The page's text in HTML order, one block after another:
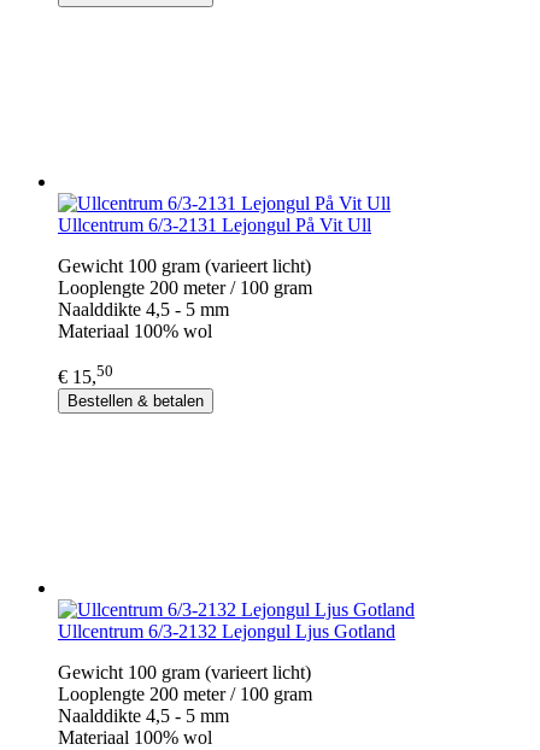
Ullcentrum 6/3-2131 Lejongul På Vit Ull
Gewicht 100 gram (varieert licht)
Looplengte 200 meter / 100 gram
Naalddikte 4,5 - 5 mm
Materiaal 100% wol
€ 15,50
Bestellen & betalen
Ullcentrum 6/3-2132 Lejongul Ljus Gotland
Gewicht 100 gram (varieert licht)
Looplengte 200 meter / 100 gram
Naalddikte 4,5 - 5 mm
Materiaal 100% wol